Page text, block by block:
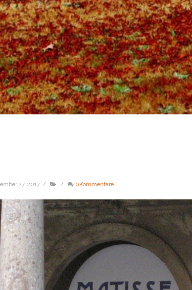
27, 2017 / / 0Kommentare